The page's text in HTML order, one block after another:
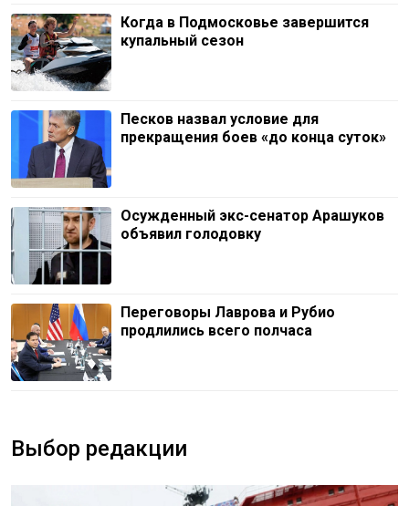
Когда в Подмосковье завершится
купальный сезон
Песков назвал условие для
прекращения боев «до конца суток»
Осужденный экс-сенатор Арашуков
объявил голодовку
Переговоры Лаврова и Рубио
продлились всего полчаса
Выбор редакции